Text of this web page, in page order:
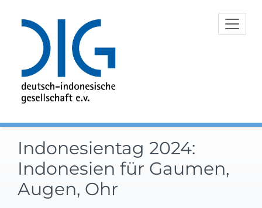
Inhalt
Indonesientag 2024:
Indonesien für Gaumen,
Augen, Ohr